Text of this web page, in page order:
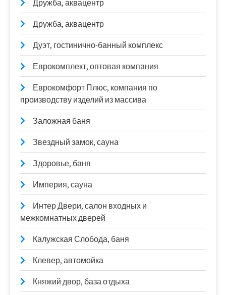
Дружба, аквацентр
Дружба, аквацентр
Дуэт, гостинично-банный комплекс
Еврокомплект, оптовая компания
Еврокомфорт Плюс, компания по
производству изделий из массива
Заложная баня
Звездный замок, сауна
Здоровье, баня
Империя, сауна
Интер Двери, салон входных и
межкомнатных дверей
Калужская Слобода, баня
Клевер, автомойка
Княжий двор, база отдыха